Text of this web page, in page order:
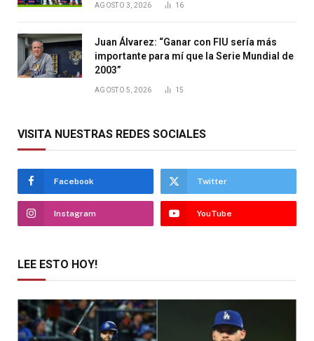
AGOSTO 3, 2026 16
Juan Álvarez: “Ganar con FIU sería más
importante para mí que la Serie Mundial de
2003”
AGOSTO 5, 2026 15
VISITA NUESTRAS REDES SOCIALES
Facebook Twitter
Instagram YouTube
LEE ESTO HOY!